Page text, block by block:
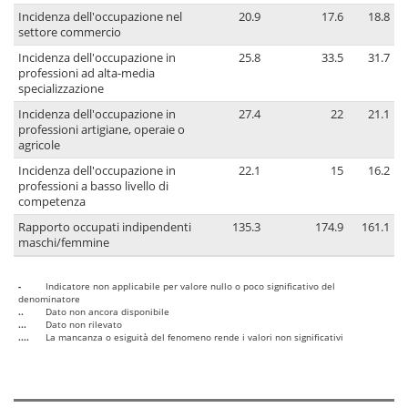
Incidenza dell'occupazione nel
settore commercio
20.9 17.6 18.8
Incidenza dell'occupazione in
professioni ad alta-media
specializzazione
25.8 33.5 31.7
Incidenza dell'occupazione in
professioni artigiane, operaie o
agricole
27.4 22 21.1
Incidenza dell'occupazione in
professioni a basso livello di
competenza
22.1 15 16.2
Rapporto occupati indipendenti
maschi/femmine
135.3 174.9 161.1
-
Indicatore non applicabile per valore nullo o poco significativo del
denominatore
..
Dato non ancora disponibile
...
Dato non rilevato
....
La mancanza o esiguità del fenomeno rende i valori non significativi